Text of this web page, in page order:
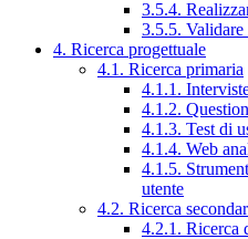
3.5.4.
3.5.5. Validare
4. Ricerca progettuale
4.1. Ricerca primaria
4.1.1.
4.1.2.
4.1.3. Test di
4.1.4. Web
4.1.5.
utente
4.2. Ricerca
4.2.1. Ricerca